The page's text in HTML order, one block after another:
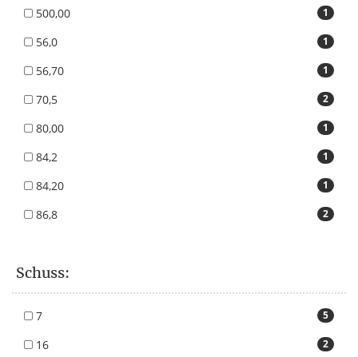
1
500,00
1
56,0
1
56,70
2
70,5
1
80,00
1
84,2
1
84,20
2
86,8
Schuss:
5
7
2
16